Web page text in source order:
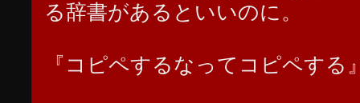
る辞書があるといいのに。
『コピペするなってコピペする